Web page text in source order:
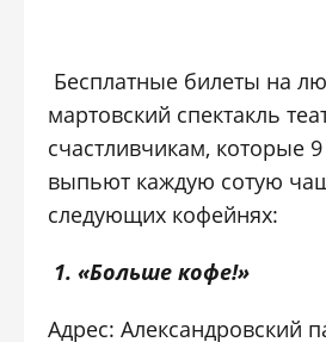
Бесплатные билеты на
мартовский спектакль
счастливчикам, которые
выпьют каждую сотую
следующих кофейнях:
1. «Больше кофе!»
Адрес: Александровский